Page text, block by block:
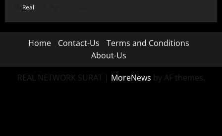
Real
Home Contact-Us
Terms and Conditions
About-Us
REAL NETWORK SURAT | MoreNews by AF themes.